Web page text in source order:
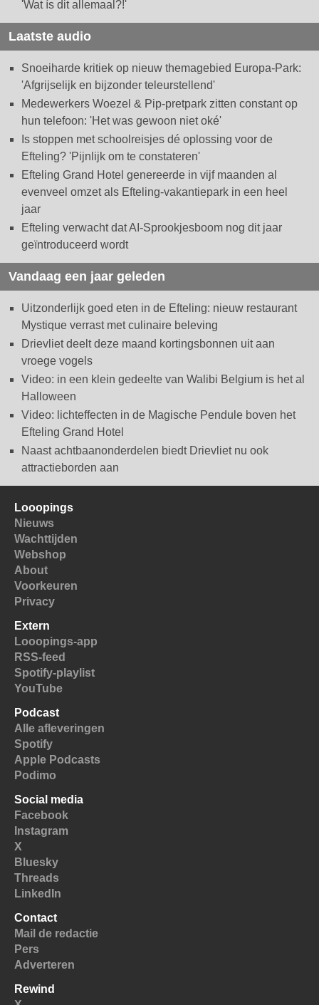
'Wat ís dit allemaal?!'
Laatste audio
Snoeiharde kritiek op nieuw themagebied Europa-Park:
'Afgrijselijk en bijzonder teleurstellend'
Medewerkers Woezel & Pip-pretpark zitten constant op
hun telefoon: 'Het was gewoon niet oké'
Is stoppen met schoolreisjes dé oplossing voor de
Efteling? 'Pijnlijk om te constateren'
Efteling Grand Hotel genereerde in vijf maanden al
evenveel omzet als Efteling-vakantiepark in een heel
jaar
Efteling verwacht dat AI-Sprookjesboom nog dit jaar
geïntroduceerd wordt
Vandaag een jaar geleden
Uitzonderlijk goed eten in de Efteling: nieuw restaurant
Mystique verrast met culinaire beleving
Drievliet deelt deze maand kortingsbonnen uit aan
vroege vogels
Video: in een klein gedeelte van Walibi Belgium is het al
Halloween
Video: lichteffecten in de Magische Pendule boven het
Efteling Grand Hotel
Naast achtbaanonderdelen biedt Drievliet nu ook
attractieborden aan
Looopings
Nieuws
Wachttijden
Webshop
About
Voorkeuren
Privacy
Extern
Looopings-app
RSS-feed
Spotify-playlist
YouTube
Podcast
Alle afleveringen
Spotify
Apple Podcasts
Podimo
Social media
Facebook
Instagram
X
Bluesky
Threads
LinkedIn
Contact
Mail de redactie
Pers
Adverteren
Rewind